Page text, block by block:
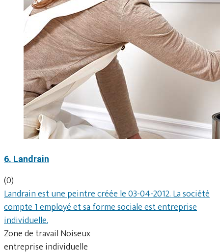
6. Landrain
(0)
Landrain est une peintre créée le 03-04-2012. La société
compte 1 employé et sa forme sociale est entreprise
individuelle.
Zone de travail Noiseux
entreprise individuelle